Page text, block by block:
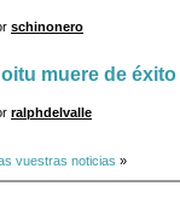
schinonero
muere de éxito
ralphdelvalle
vuestras noticias »